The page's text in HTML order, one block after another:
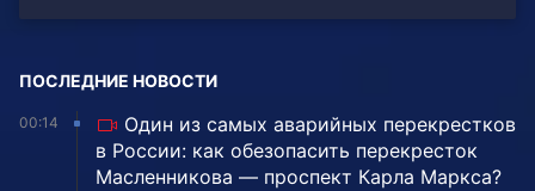
ПОСЛЕДНИЕ НОВОСТИ
00:14
Один из самых аварийных перекрестков
в России: как обезопасить перекресток
Масленникова — проспект Карла Маркса?